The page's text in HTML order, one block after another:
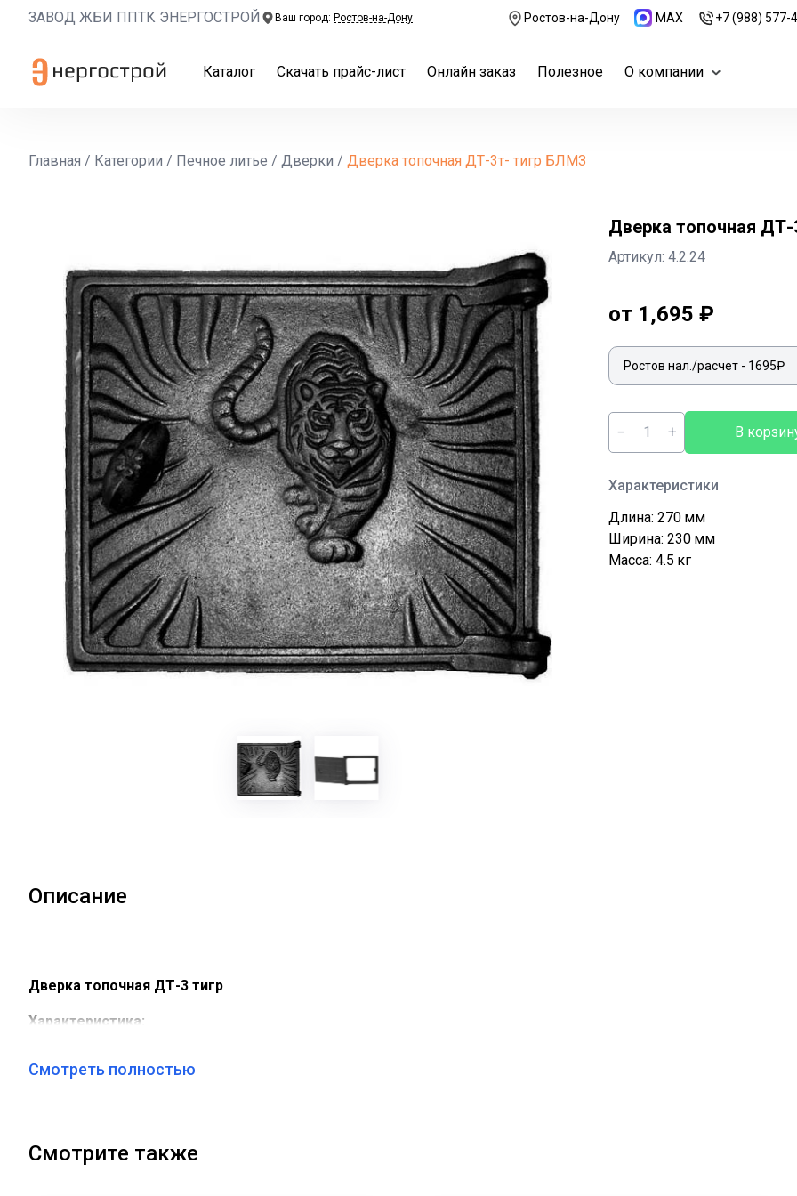
ЗАВОД ЖБИ ППТК ЭНЕРГОСТРОЙ Ваш город: Ростов-на-Дону Ростов-на-Дону MAX +7 (988) 577-
Каталог Скачать прайс-лист Онлайн заказ Полезное О компании
Главная / Категории / Печное литье / Дверки / Дверка топочная ДТ-3т- тигр БЛМЗ
Дверка топочная
Артикул: 4.2.24
от 1,695 ₽
− + В
Характеристики
Длина: 270 мм
Ширина: 230 мм
Масса: 4.5 кг
Описание
Дверка топочная ДТ-3 тигр
Характеристика:
Ширина - 230 мм
материал- чугун
Смотреть полностью
Смотрите также